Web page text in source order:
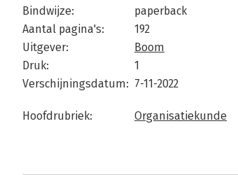
Bindwijze:
paperback
Aantal pagina's:
192
Uitgever:
Boom
Druk:
1
Verschijningsdatum: 7-11-2022
Hoofdrubriek: Organisatiekunde